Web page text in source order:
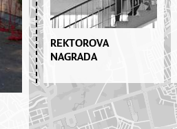
REKTOROVA
NAGRADA